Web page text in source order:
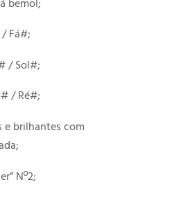
bemol;
Fá#;
/ Sol#;
/ Ré#;
e brilhantes com
Nº2;